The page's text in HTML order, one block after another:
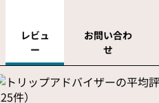
レビュ
ー
お問い合わ
せ
お問い合わせ